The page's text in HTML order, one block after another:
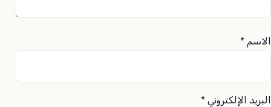
الاسم *
البريد الإلكتروني *